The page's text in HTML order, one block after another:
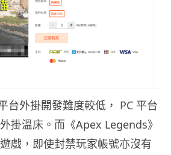
台外掛開發難度較低， PC 平台
掛溫床。而《Apex Legends》
戲，即使封禁玩家帳號亦沒有